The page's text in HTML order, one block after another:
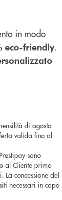
in modo
eco-friendly.
di agosto
valida fino al
sono
al Cliente prima
La concessione del
necessari in capo